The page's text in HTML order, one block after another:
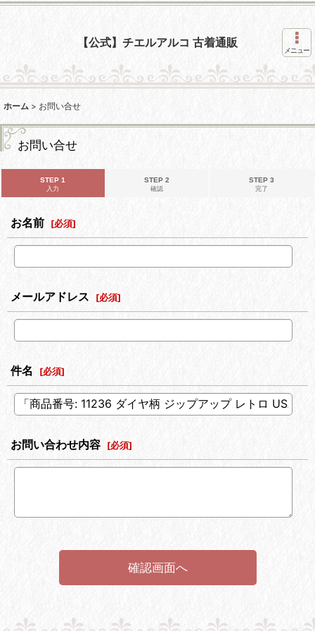
【公式】チエルアルコ 古着通販
メニュー
ホーム > お問い合せ
お問い合せ
STEP 1
入力
STEP 2
確認
STEP 3
完了
お名前 [必須]
メールアドレス [必須]
件名 [必須]
お問い合わせ内容 [必須]
確認画面へ